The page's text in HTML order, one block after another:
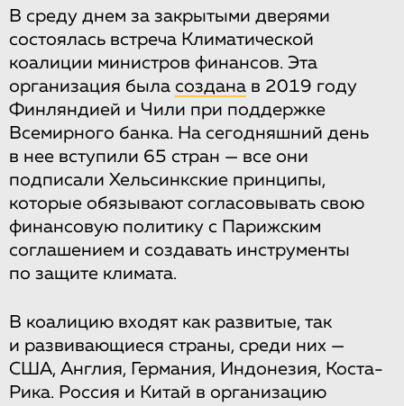
В среду днем за закрытыми дверями
состоялась встреча Климатической
коалиции министров финансов. Эта
организация была создана в 2019 году
Финляндией и Чили при поддержке
Всемирного банка. На сегодняшний день
в нее вступили 65 стран — все они
подписали Хельсинкские принципы,
которые обязывают согласовывать свою
финансовую политику с Парижским
соглашением и создавать инструменты
по защите климата.
В коалицию входят как развитые, так
и развивающиеся страны, среди них —
США, Англия, Германия, Индонезия, Коста-
Рика. Россия и Китай в организацию